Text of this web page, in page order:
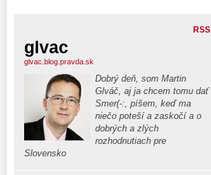
RSS
glvac
glvac.blog.pravda.sk
Dobrý deň, som Martin
Glváč, aj ja chcem tomu dať
Smer(-:, píšem, keď ma
niečo poteší a zaskočí a o
dobrých a zlých
rozhodnutiach pre
Slovensko